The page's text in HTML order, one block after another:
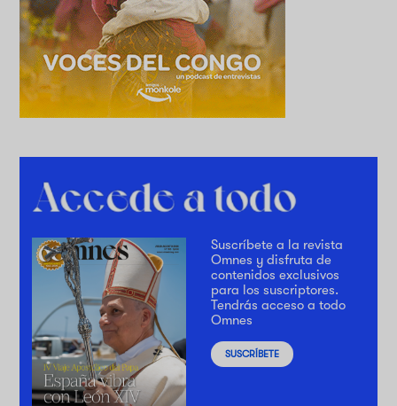
Suscríbete a la revista
Omnes y disfruta de
contenidos exclusivos
para los suscriptores.
Tendrás acceso a todo
Omnes
SUSCRÍBETE